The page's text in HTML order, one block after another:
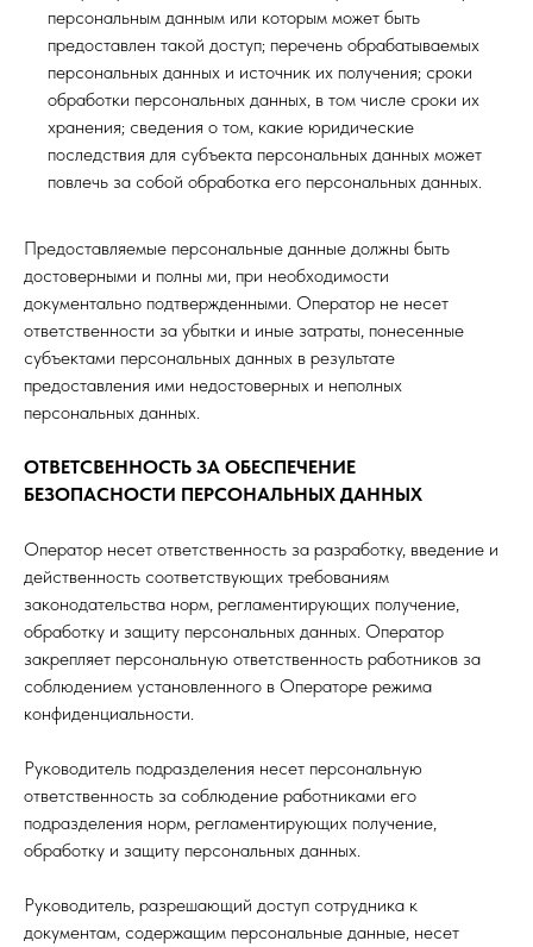
персональным данным или которым может быть
предоставлен такой доступ; перечень обрабатываемых
персональных данных и источник их получения; сроки
обработки персональных данных, в том числе сроки их
хранения; сведения о том, какие юридические
последствия для субъекта персональных данных может
повлечь за собой обработка его персональных данных.
Предоставляемые персональные данные должны быть
достоверными и полны ми, при необходимости
документально подтвержденными. Оператор не несет
ответственности за убытки и иные затраты, понесенные
субъектами персональных данных в результате
предоставления ими недостоверных и неполных
персональных данных.
ОТВЕТСВЕННОСТЬ ЗА ОБЕСПЕЧЕНИЕ
БЕЗОПАСНОСТИ ПЕРСОНАЛЬНЫХ ДАННЫХ
Оператор несет ответственность за разработку, введение и
действенность соответствующих требованиям
законодательства норм, регламентирующих получение,
обработку и защиту персональных данных. Оператор
закрепляет персональную ответственность работников за
соблюдением установленного в Операторе режима
конфиденциальности.
Руководитель подразделения несет персональную
ответственность за соблюдение работниками его
подразделения норм, регламентирующих получение,
обработку и защиту персональных данных.
Руководитель, разрешающий доступ сотрудника к
документам, содержащим персональные данные, несет